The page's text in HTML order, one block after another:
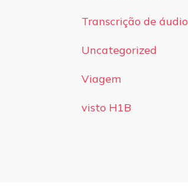
Transcrição de áudio
Uncategorized
Viagem
visto H1B